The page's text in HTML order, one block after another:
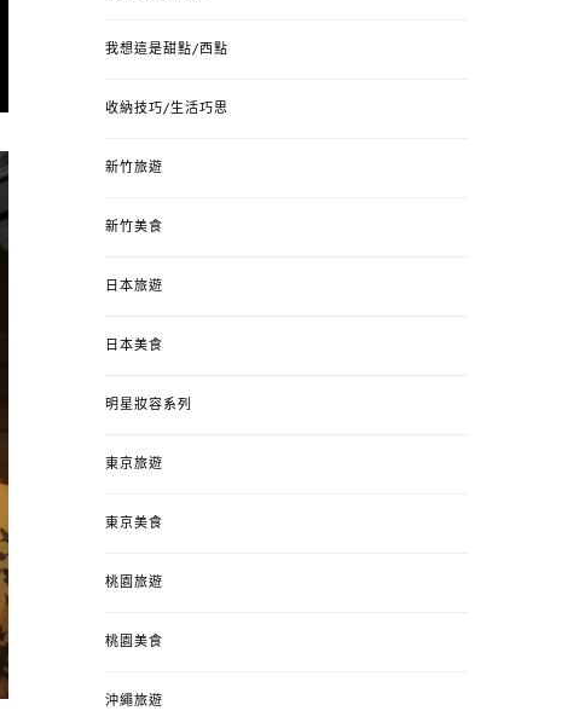
我想這是甜點/西點
收納技巧/生活巧思
新竹旅遊
新竹美食
日本旅遊
日本美食
明星妝容系列
東京旅遊
東京美食
桃園旅遊
桃園美食
沖繩旅遊